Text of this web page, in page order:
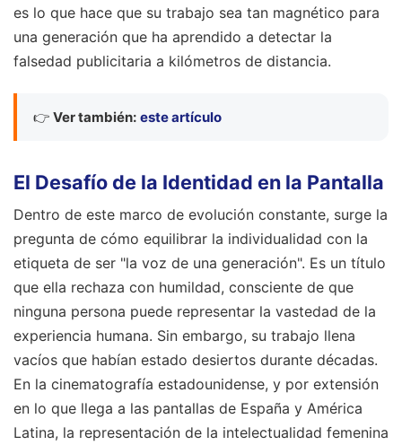
es lo que hace que su trabajo sea tan magnético para
una generación que ha aprendido a detectar la
falsedad publicitaria a kilómetros de distancia.
👉 Ver también: este artículo
El Desafío de la Identidad en la Pantalla
Dentro de este marco de evolución constante, surge la
pregunta de cómo equilibrar la individualidad con la
etiqueta de ser "la voz de una generación". Es un título
que ella rechaza con humildad, consciente de que
ninguna persona puede representar la vastedad de la
experiencia humana. Sin embargo, su trabajo llena
vacíos que habían estado desiertos durante décadas.
En la cinematografía estadounidense, y por extensión
en lo que llega a las pantallas de España y América
Latina, la representación de la intelectualidad femenina